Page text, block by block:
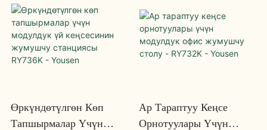
Өркүндөтүлгөн Көп
Тапшырмалар Үчүн
Ар Тараптуу Кеңсе
Орнотуулары Үчүн